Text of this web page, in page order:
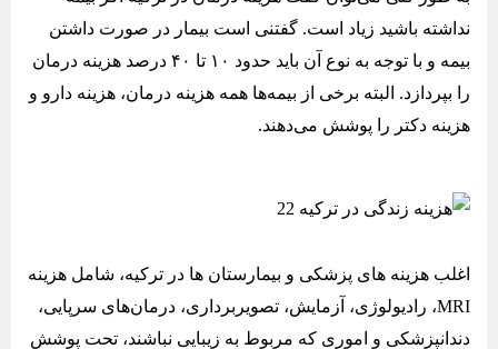
نداشته باشید زیاد است. گفتنی است بیمار در صورت داشتن
بیمه و با توجه به نوع آن باید حدود ۱۰ تا ۴۰ درصد هزینه درمان
را بپردازد. البته برخی از بیمه‌ها همه هزینه درمان، هزینه دارو و
هزینه دکتر را پوشش می‌دهند.
اغلب هزینه های پزشکی و بیمارستان ها در ترکیه، شامل هزینه
MRI، رادیولوژی، آزمایش، تصویربرداری، درمان‌های سرپایی،
دندانپزشکی و اموری که مربوط به زیبایی نباشند، تحت پوشش